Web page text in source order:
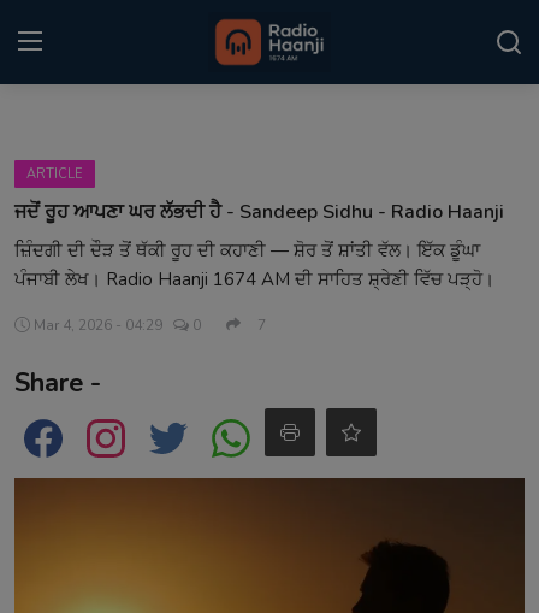
Home
Punjabi Podcast
Sponsors
Matrimonial
ARTICLE
ਜਦੋਂ ਰੂਹ ਆਪਣਾ ਘਰ ਲੱਭਦੀ ਹੈ - Sandeep Sidhu - Radio Haanji
ਜ਼ਿੰਦਗੀ ਦੀ ਦੌੜ ਤੋਂ ਥੱਕੀ ਰੂਹ ਦੀ ਕਹਾਣੀ — ਸ਼ੋਰ ਤੋਂ ਸ਼ਾਂਤੀ ਵੱਲ। ਇੱਕ ਡੂੰਘਾ
ਪੰਜਾਬੀ ਲੇਖ। Radio Haanji 1674 AM ਦੀ ਸਾਹਿਤ ਸ਼੍ਰੇਣੀ ਵਿੱਚ ਪੜ੍ਹੋ।
Mar 4, 2026 - 04:29 0 7
Share -